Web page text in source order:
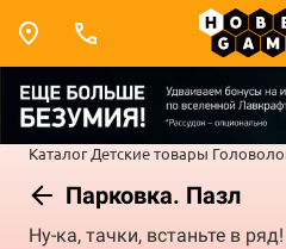
Каталог Детские товары
Парковка. Пазл
Ну-ка, тачки, встаньте в ряд!